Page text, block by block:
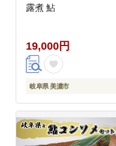
露煮 鮎
19,000円
岐阜県 美濃市